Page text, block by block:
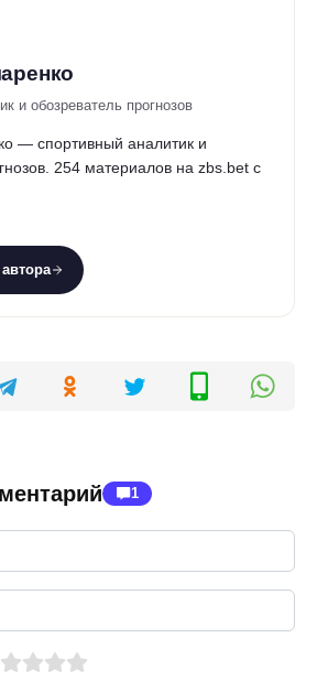
и обозреватель прогнозов
— спортивный аналитик и
254 материалов на zbs.bet с
1